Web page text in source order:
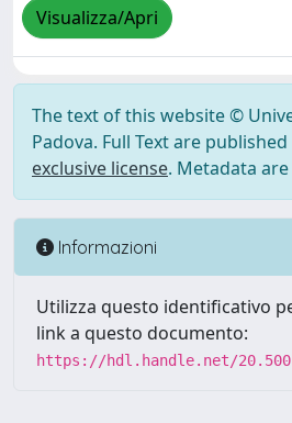
Visualizza/Apri
The text of this website ©
Padova. Full Text are
exclusive license. Metadata
Informazioni
Utilizza questo identificativo
link a questo documento:
https://hdl.handle.net/